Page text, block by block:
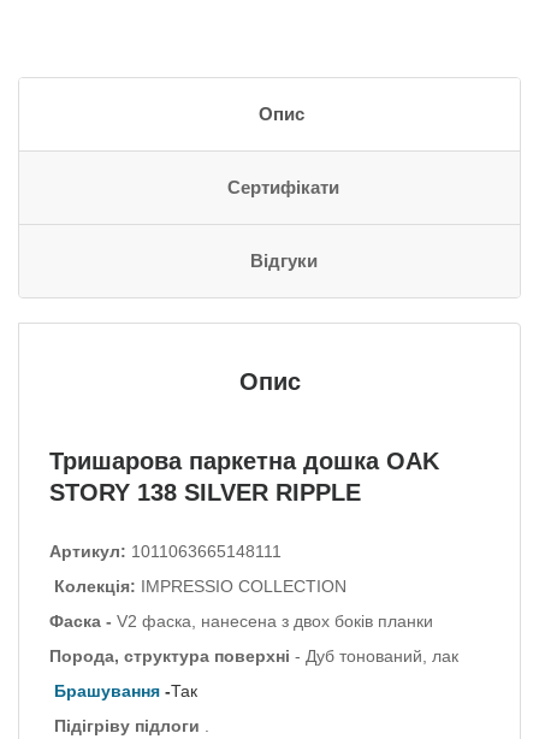
Опис
Сертифікати
Відгуки
Опис
Тришарова паркетна дошка OAK
STORY 138 SILVER RIPPLE
Артикул: 1011063665148111
Колекція: IMPRESSIO COLLECTION
Фаска - V2 фаска, нанесена з двох боків планки
Порода, структура поверхні - Дуб тонований, лак
Брашування -Так
Підігріву підлоги